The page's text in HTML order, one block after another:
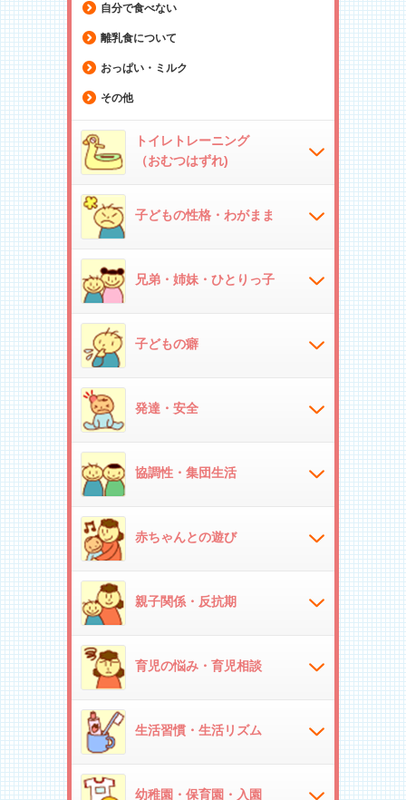
自分で食べない
離乳食について
おっぱい・ミルク
その他
トイレトレーニング
（おむつはずれ)
子どもの性格・わがまま
兄弟・姉妹・ひとりっ子
子どもの癖
発達・安全
協調性・集団生活
赤ちゃんとの遊び
親子関係・反抗期
育児の悩み・育児相談
生活習慣・生活リズム
幼稚園・保育園・入園